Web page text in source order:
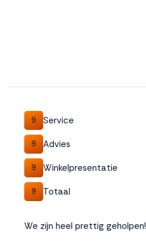
9 Service
9 Advies
9 Winkelpresentatie
9 Totaal
We zijn heel prettig geholpen!